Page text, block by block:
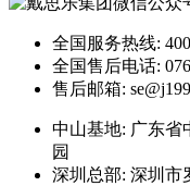
全国服务热线:
全国售后电话:
售后邮箱:
中山基地: 广东省
园
深圳总部: 深圳市